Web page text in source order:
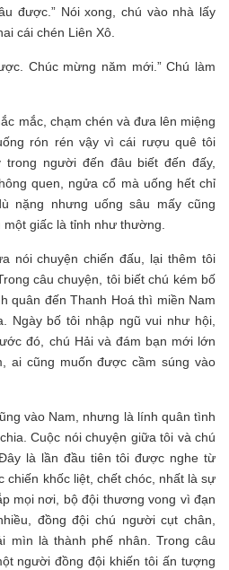
được.” Nói xong, chú vào nhà lấy
cái chén Liên Xô.
Chúc mừng năm mới.” Chú làm
mắc, chạm chén và đưa lên miệng
rón rén vậy vì cái rượu quê tôi
trong người đến đâu biết đến đấy,
quen, ngửa cổ mà uống hết chỉ
nặng nhưng uống sâu mấy cũng
giấc là tỉnh như thường.
nói chuyện chiến đấu, lại thêm tôi
câu chuyện, tôi biết chú kém bố
quân đến Thanh Hoá thì miền Nam
Ngày bố tôi nhập ngũ vui như hội,
đó, chú Hải và đám bạn mới lớn
ai cũng muốn được cầm súng vào
vào Nam, nhưng là lính quân tình
Cuộc nói chuyện giữa tôi và chú
là lần đầu tiên tôi được nghe từ
chiến khốc liệt, chết chóc, nhất là sự
mọi nơi, bộ đội thương vong vì đạn
đồng đội chú người cụt chân,
mìn là thành phế nhân. Trong câu
người đồng đội khiến tôi ấn tượng